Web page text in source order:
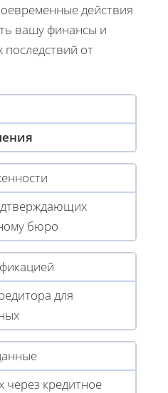
действия
вашу финансы и
последствий от
бюро
для
кредитное